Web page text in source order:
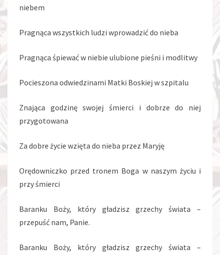
niebem
Pragnąca wszystkich ludzi wprowadzić do nieba
Pragnąca śpiewać w niebie ulubione pieśni i modlitwy
Pocieszona odwiedzinami Matki Boskiej w szpitalu
Znająca godzinę swojej śmierci i dobrze do niej
przygotowana
Za dobre życie wzięta do nieba przez Maryję
Orędowniczko przed tronem Boga w naszym życiu i
przy śmierci
Baranku Boży, który gładzisz grzechy świata –
przepuść nam, Panie.
Baranku Boży, który gładzisz grzechy świata –